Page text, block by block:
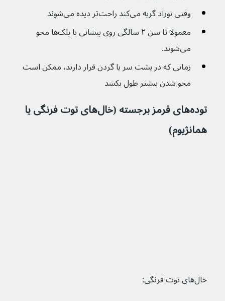
وقتی نوزاد گریه می‌کند راحت‌تر دیده می‌شوند
معمولا تا سن ۲ سالگی روی پیشانی یا پلک‌ها محو
می‌شوند.
زمانی که در پشت سر یا گردن قرار دارند، ممکن است
محو شدن بیشتر طول بکشد
توده‌های قرمز برجسته (خال‌های توت فرنگی یا
همانژیوم)
خال‌های توت فرنگی: